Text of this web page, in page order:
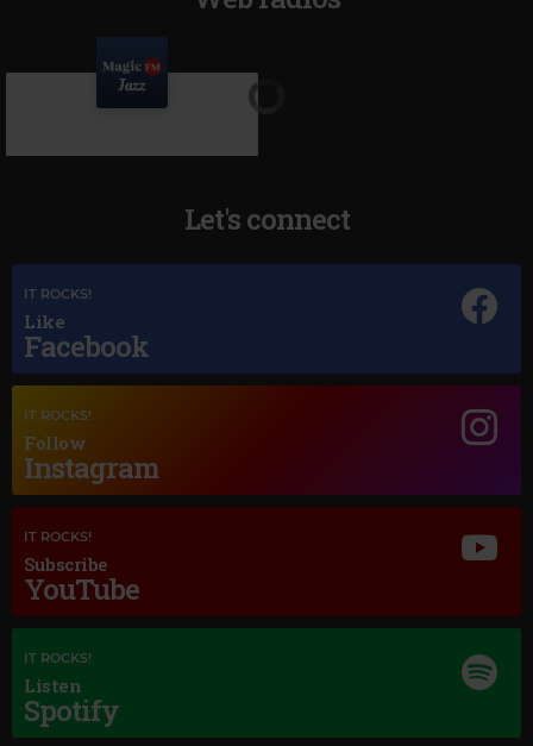
Magic Jazz
DEAN MARTIN–BESAME MUCHO
Let's connect
IT ROCKS!
Like
Facebook
IT ROCKS!
Follow
Instagram
IT ROCKS!
Subscribe
YouTube
IT ROCKS!
Listen
Spotify